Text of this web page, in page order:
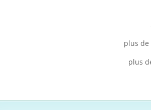
plus
plus